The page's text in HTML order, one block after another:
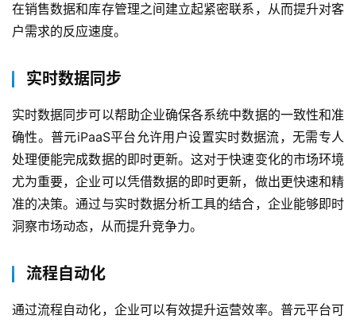
在销售数据和库存管理之间建立起紧密联系，从而提升对客
户需求的反应速度。
实时数据同步
实时数据同步可以帮助企业确保各系统中数据的一致性和准
确性。普元iPaaS平台允许用户设置实时数据流，无需专人
处理便能完成数据的即时更新。这对于快速变化的市场环境
尤为重要，企业可以凭借数据的即时更新，做出更快速和精
准的决策。通过与实时数据分析工具的结合，企业能够即时
洞察市场动态，从而提升竞争力。
流程自动化
通过流程自动化，企业可以有效提升运营效率。普元平台可